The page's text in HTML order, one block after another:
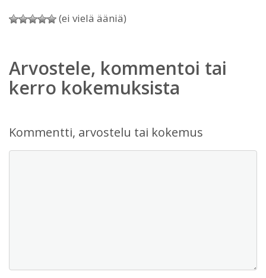
(ei vielä ääniä)
Arvostele, kommentoi tai
kerro kokemuksista
Kommentti, arvostelu tai kokemus